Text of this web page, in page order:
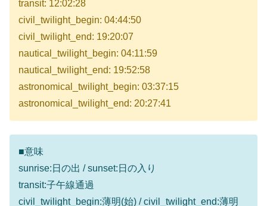
transit: 12:02:28
civil_twilight_begin: 04:44:50
civil_twilight_end: 19:20:07
nautical_twilight_begin: 04:11:59
nautical_twilight_end: 19:52:58
astronomical_twilight_begin: 03:37:15
astronomical_twilight_end: 20:27:41
■意味
sunrise:日の出 / sunset:日の入り
transit:子午線通過
civil_twilight_begin:薄明(始) / civil_twilight_end:薄明